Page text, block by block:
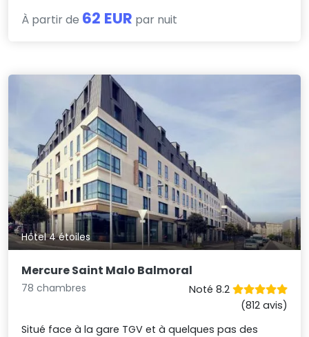
À partir de 62 EUR par nuit
Hôtel 4 étoiles
Mercure Saint Malo Balmoral
78 chambres
Noté 8.2
(812 avis)
Situé face à la gare TGV et à quelques pas des